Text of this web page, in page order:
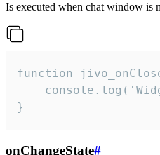
Is executed when chat window is
function
}
onChangeState#